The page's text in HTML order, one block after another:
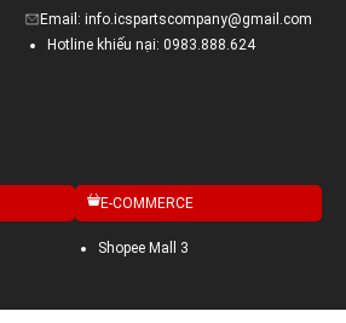
Email: info.icspartscompany@gmail.com
Hotline khiếu nại: 0983.888.624
E-COMMERCE
Shopee Mall 3